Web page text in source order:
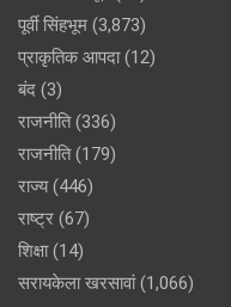
पूर्वी सिंहभूम (3,873)
प्राकृतिक आपदा(12)
बंद (3)
राजनीति(336)
राजनीति(179)
राज्य(446)
राष्ट्र (67)
शिक्षा(14)
सरायकेला खरसावां(1,066)